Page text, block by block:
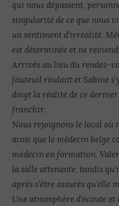
qui nous dépassent,
singularité de ce que nous
un sentiment d’irréalité.
est déterminée et ne
Arrivés au lieu du rendez-
fauteuil roulant et Sabine
doigt la réalité de ce
franchir.
Nous rejoignons le local où
ainsi que le médecin belge
médecin en formation.
la salle attenante, tandis
après s’être assurés qu’elle
Une atmosphère d’écoute